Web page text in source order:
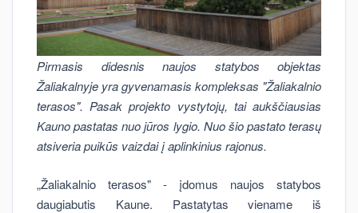
Pirmasis didesnis naujos statybos objektas
Žaliakalnyje yra gyvenamasis kompleksas "Žaliakalnio
terasos". Pasak projekto vystytojų, tai aukščiausias
Kauno pastatas nuo jūros lygio. Nuo šio pastato terasų
atsiveria puikūs vaizdai į aplinkinius rajonus.
„Žaliakalnio terasos" - įdomus naujos statybos
daugiabutis Kaune. Pastatytas viename iš